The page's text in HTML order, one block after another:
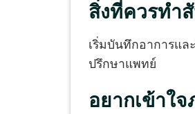
สิ่งที่ควรทำ
เริ่มบันทึกอาการแ
ปรึกษาแพทย์
อยากเข้าใ